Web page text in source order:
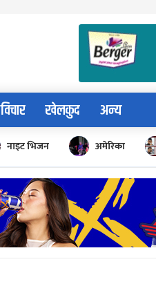
विचार खेलकुद अन्य
नाइट भिजन अमेरिका